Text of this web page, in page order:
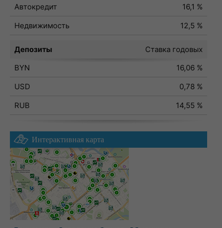
Автокредит
16,1 %
Недвижимость
12,5 %
Депозиты
Ставка годовых
BYN
16,06 %
USD
0,78 %
RUB
14,55 %
Интерактивная карта